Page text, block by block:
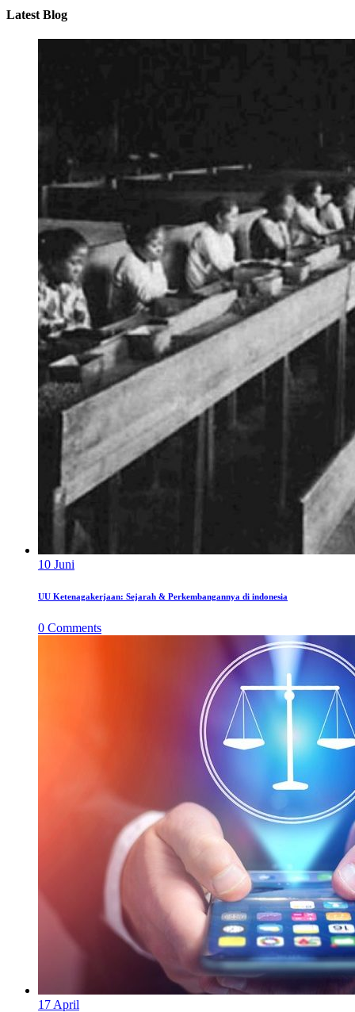
Latest Blog
10 Juni
UU Ketenagakerjaan: Sejarah & Perkembangannya di indonesia
0 Comments
17 April